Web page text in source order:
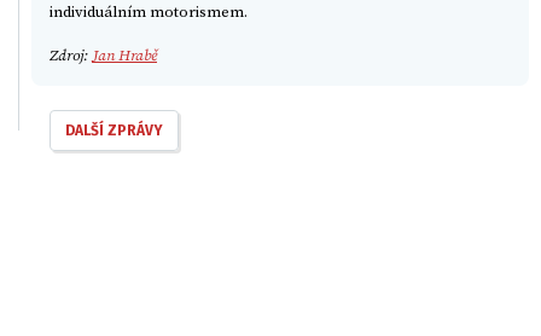
individuálním motorismem.
Zdroj: Jan Hrabě
DALŠÍ ZPRÁVY